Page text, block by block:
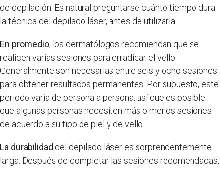
de depilación. Es natural preguntarse cuánto tiempo dura
la técnica del depilado láser, antes de utilizarla.
En promedio, los dermatólogos recomiendan que se
realicen varias sesiones para erradicar el vello.
Generalmente son necesarias entre seis y ocho sesiones
para obtener resultados permanentes. Por supuesto, este
periodo varía de persona a persona, así que es posible
que algunas personas necesiten más o menos sesiones
de acuerdo a su tipo de piel y de vello.
La durabilidad del depilado láser es sorprendentemente
larga. Después de completar las sesiones recomendadas,